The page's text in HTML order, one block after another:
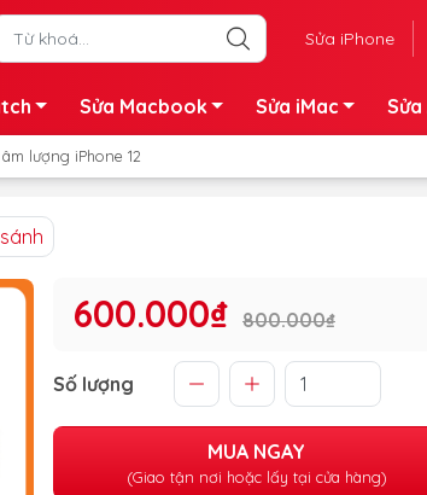
Sửa iPhone
Sửa Macbook Sửa iMac
lượng iPhone 12
600.000₫ 800.000₫
Số lượng
MUA NGAY
(Giao tận nơi hoặc lấy tại cửa hàng)